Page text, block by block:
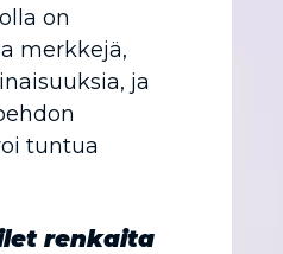
on
merkkejä,
ja
tuntua
renkaita